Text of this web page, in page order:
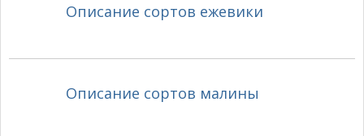
Описание сортов ежевики
Описание сортов малины